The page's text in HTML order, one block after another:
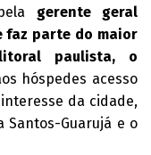
gerente geral
faz parte do maior
paulista, o
hóspedes acesso
da cidade,
Santos-Guarujá e o